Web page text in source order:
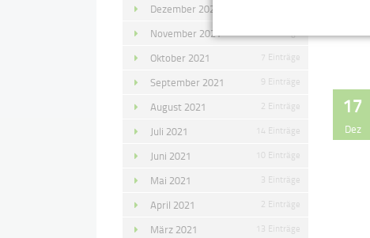
17
Dez
Dezember 2021
November 2021
Oktober 2021 7 Einträge
September 2021 9 Einträge
August 2021 2 Einträge
Juli 2021 14 Einträge
Juni 2021 10 Einträge
Mai 2021 3 Einträge
April 2021 2 Einträge
März 2021 13 Einträge